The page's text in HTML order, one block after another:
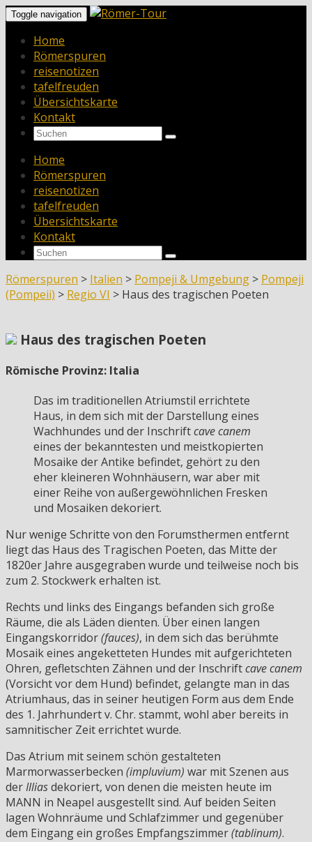
Toggle navigation
Home
Römerspuren
reisenotizen
tafelfreuden
Übersichtskarte
Kontakt
Home
Römerspuren
reisenotizen
tafelfreuden
Übersichtskarte
Kontakt
Römerspuren > Italien > Pompeji & Umgebung > Pompeji
(Pompeii) > Regio VI > Haus des tragischen Poeten
Haus des tragischen Poeten
Römische Provinz: Italia
Das im traditionellen Atriumstil errichtete
Haus, in dem sich mit der Darstellung eines
Wachhundes und der Inschriftcave canem
eines der bekanntesten und meistkopierten
Mosaike der Antike befindet, gehört zu den
eher kleineren Wohnhäusern, war aber mit
einer Reihe von außergewöhnlichen Fresken
und Mosaiken dekoriert.
Nur wenige Schritte von den Forumsthermen entfernt
liegt das Haus des Tragischen Poeten, das Mitte der
1820er Jahre ausgegraben wurde und teilweise noch bis
zum 2. Stockwerk erhalten ist.
Rechts und links des Eingangs befanden sich große
Räume, die als Läden dienten. Über einen langen
Eingangskorridor(fauces), in dem sich das berühmte
Mosaik eines angeketteten Hundes mit aufgerichteten
Ohren, gefletschten Zähnen und der Inschriftcave canem
(Vorsicht vor dem Hund) befindet, gelangte man in das
Atriumhaus, das in seiner heutigen Form aus dem Ende
des 1. Jahrhundert v. Chr. stammt, wohl aber bereits in
samnitischer Zeit errichtet wurde.
Das Atrium mit seinem schön gestalteten
Marmorwasserbecken (impluvium) war mit Szenen aus
derIlliasdekoriert, von denen die meisten heute im
MANN in Neapel ausgestellt sind. Auf beiden Seiten
lagen Wohnräume und Schlafzimmer und gegenüber
dem Eingang ein großes Empfangszimmer(tablinum).